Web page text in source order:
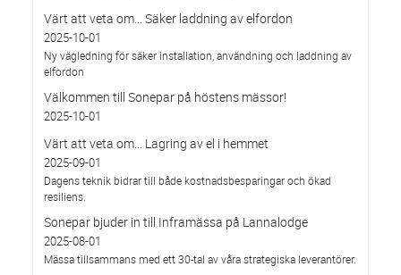
Värt att veta om… Säker laddning av elfordon
2025-10-01
Ny vägledning för säker installation, användning och laddning av
elfordon
Välkommen till Sonepar på höstens mässor!
2025-10-01
Värt att veta om... Lagring av el i hemmet
2025-09-01
Dagens teknik bidrar till både kostnadsbesparingar och ökad
resiliens.
Sonepar bjuder in till Inframässa på Lannalodge
2025-08-01
Mässa tillsammans med ett 30-tal av våra strategiska leverantörer.